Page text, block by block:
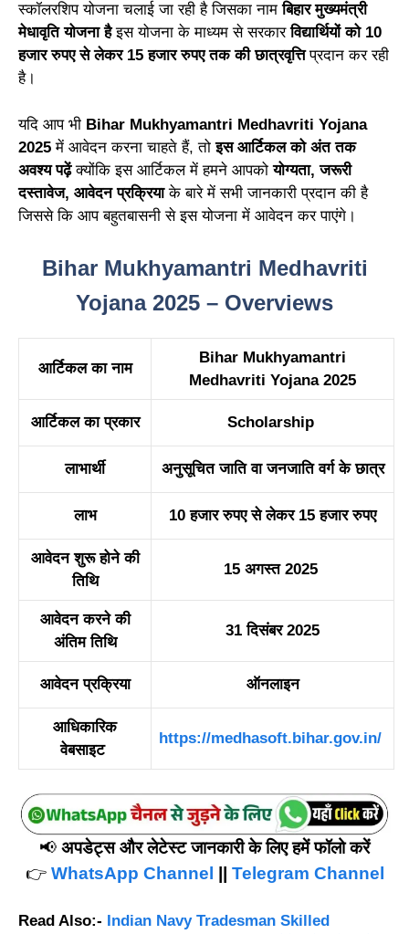
स्कॉलरशिप योजना चलाई जा रही है जिसका नाम बिहार मुख्यमंत्री
मेधावृति योजना हैइस योजना के माध्यम से सरकारविद्यार्थियों को 10
हजार रुपए से लेकर 15 हजार रुपए तक की छात्रवृत्तिप्रदान कर रही
है।
यदि आप भी Bihar Mukhyamantri Medhavriti Yojana
2025 में आवेदन करना चाहते हैं, तोइस आर्टिकल को अंत तक
अवश्य पढ़ेंक्योंकि इस आर्टिकल में हमने आपकोयोग्यता, जरूरी
दस्तावेज, आवेदन प्रक्रियाके बारे में सभी जानकारी प्रदान की है
जिससे कि आप बहुतबासनी से इस योजना में आवेदन कर पाएंगे।
Bihar Mukhyamantri Medhavriti
Yojana 2025 – Overviews
आर्टिकल का नाम
Bihar Mukhyamantri
Medhavriti Yojana 2025
आर्टिकल का प्रकार Scholarship
लाभार्थी अनुसूचित जाति वा जनजाति वर्ग के छात्र
लाभ 10 हजार रुपए से लेकर 15 हजार रुपए
आवेदन शुरू होने की
तिथि
15 अगस्त 2025
आवेदन करने की
अंतिम तिथि
31 दिसंबर 2025
आवेदन प्रक्रिया ऑनलाइन
आधिकारिक
वेबसाइट
https://medhasoft.bihar.gov.in/
📢 अपडेट्स और लेटेस्ट जानकारी के लिए हमें फॉलो करें
👉 WhatsApp Channel || Telegram Channel
Read Also:-
Indian Navy Tradesman Skilled